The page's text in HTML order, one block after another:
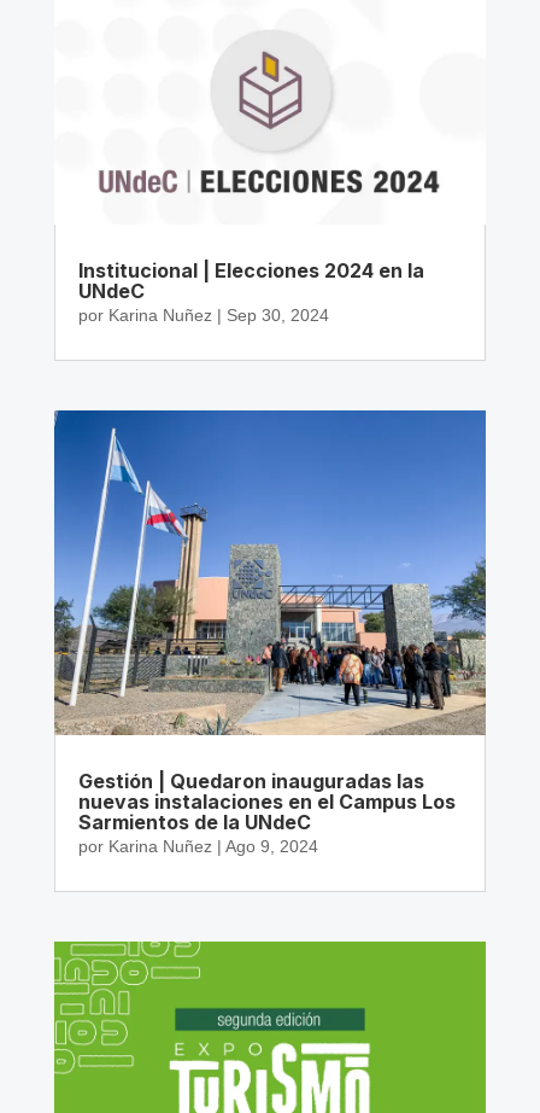
Institucional | Elecciones 2024 en la
UNdeC
por Karina Nuñez| Sep 30, 2024
Gestión | Quedaron inauguradas las
nuevas instalaciones en el Campus Los
Sarmientos de la UNdeC
por Karina Nuñez| Ago 9, 2024